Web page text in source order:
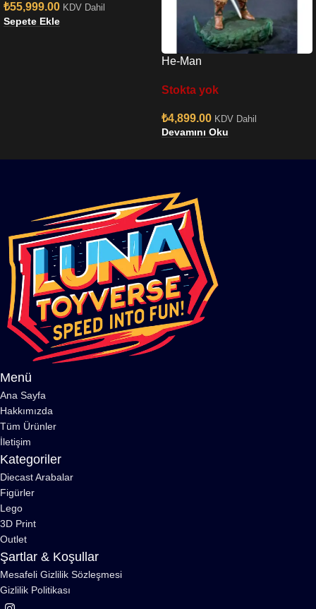
₺55,999.00 KDV Dahil
Sepete Ekle
He-Man
Stokta yok
₺4,899.00 KDV Dahil
Devamını Oku
Menü
Ana Sayfa
Hakkımızda
Tüm Ürünler
İletişim
Kategoriler
Diecast Arabalar
Figürler
Lego
3D Print
Outlet
Şartlar & Koşullar
Mesafeli Gizlilik Sözleşmesi
Gizlilik Politikası